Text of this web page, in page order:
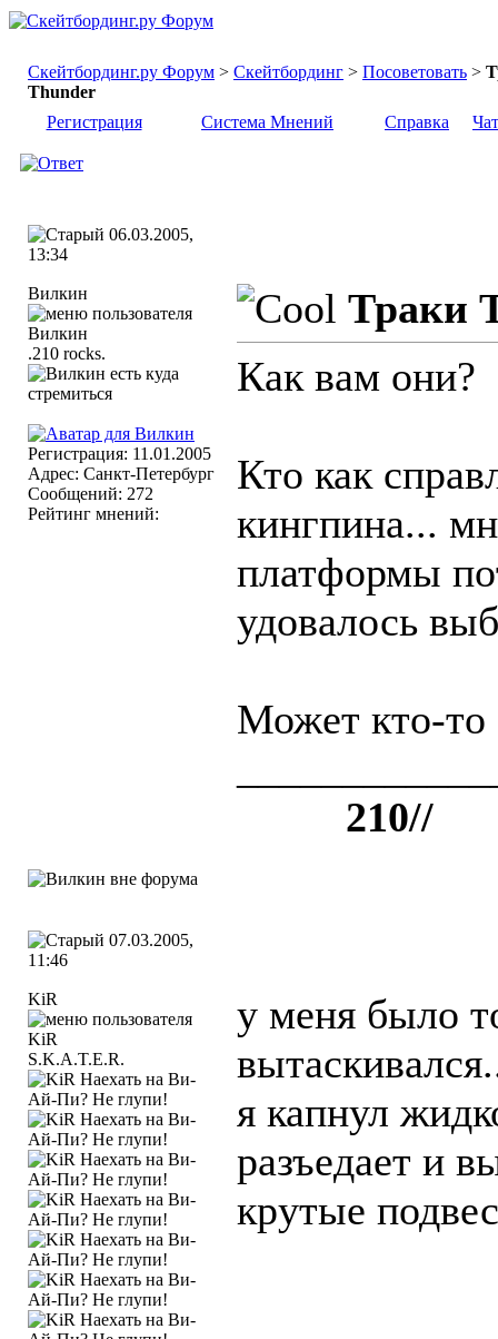
Скейтбординг.ру Форум > Скейтбординг > Посоветовать >
Thunder
Регистрация
Система Мнений Справка Чат
06.03.2005,
13:34
Вилкин
.210 rocks.
Регистрация: 11.01.2005
Адрес: Санкт-Петербург
Сообщений: 272
Рейтинг мнений:
Траки
Как вам они?
Кто как
кингпина...
платформы
удовалось
Может кто-то
210//
07.03.2005,
11:46
KiR
S.K.A.T.E.R.
у меня было
я капнул
разъедает и
крутые